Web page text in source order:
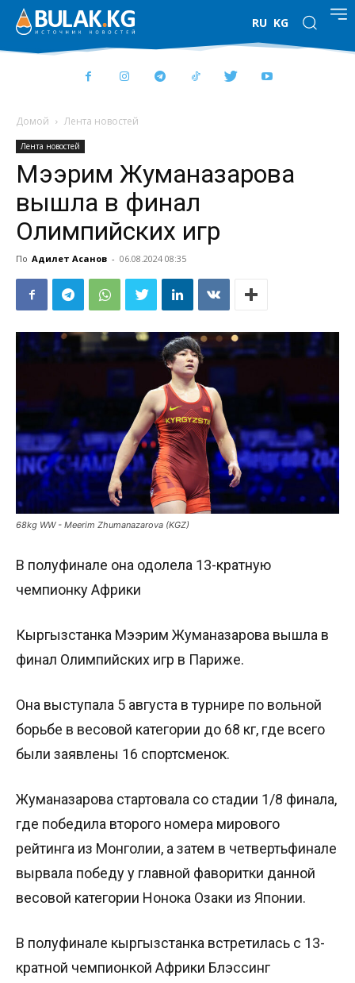
RU KG
Домой Лента новостей
Лента новостей
Мээрим Жуманазарова
вышла в финал
Олимпийских игр
По Адилет Асанов - 06.08.2024 08:35
68kg WW - Meerim Zhumanazarova (KGZ)
В полуфинале она одолела 13-кратную
чемпионку Африки
Кыргызстанка Мээрим Жуманазарова вышла в
финал Олимпийских игр в Париже.
Она выступала 5 августа в турнире по вольной
борьбе в весовой категории до 68 кг, где всего
были заявлены 16 спортсменок.
Жуманазарова стартовала со стадии 1/8 финала,
где победила второго номера мирового
рейтинга из Монголии, а затем в четвертьфинале
вырвала победу у главной фаворитки данной
весовой категории Нонока Озаки из Японии.
В полуфинале кыргызстанка встретилась с 13-
кратной чемпионкой Африки Блэссинг